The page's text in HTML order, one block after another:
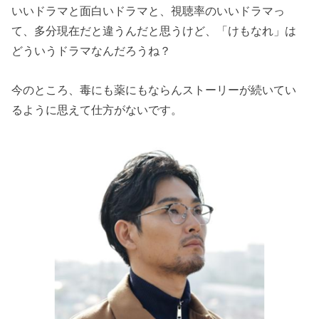
いいドラマと面白いドラマと、視聴率のいいドラマっ
て、多分現在だと違うんだと思うけど、「けもなれ」は
どういうドラマなんだろうね？
今のところ、毒にも薬にもならんストーリーが続いてい
るように思えて仕方がないです。